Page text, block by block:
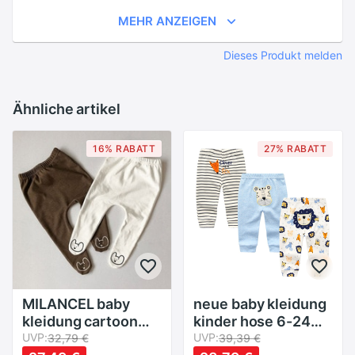
MEHR ANZEIGEN
Dieses Produkt melden
Ähnliche artikel
16% RABATT
MILANCEL baby
kleidung cartoon
stil legging für
UVP:32,79 €
27% RABATT
neue baby kleidung
kinder hose 6-24
monate 3 teile/los
UVP:39,39 €